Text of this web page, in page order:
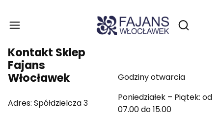
Otwórz
Kontakt Sklep
Fajans
Włocławek
Adres: Spółdzielcza 3
Godziny otwarcia
Poniedziałek – Piątek: od
07.00 do 15.00